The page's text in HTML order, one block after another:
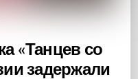
«Танцев со
задержали